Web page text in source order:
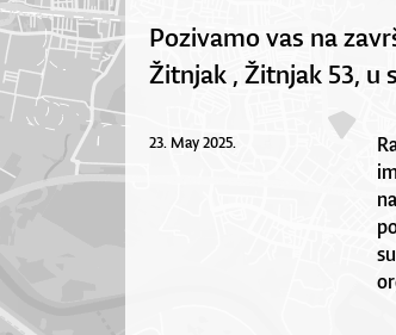
Pozivamo vas na
Žitnjak , Žitnjak 53, u
23. May 2025.